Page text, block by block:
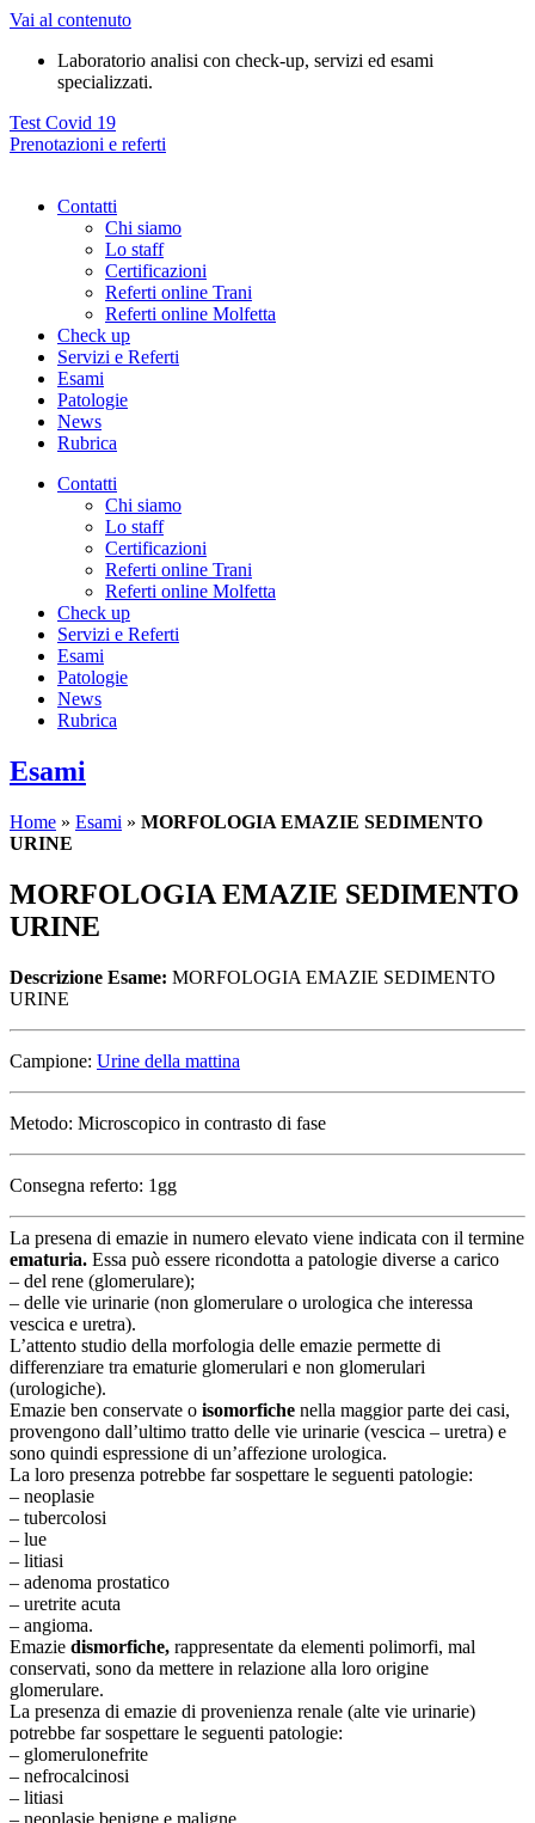
Vai al contenuto
Laboratorio analisi con check-up, servizi ed esami
specializzati.
Test Covid 19
Prenotazioni e referti
Contatti
Chi siamo
Lo staff
Certificazioni
Referti online Trani
Referti online Molfetta
Check up
Servizi e Referti
Esami
Patologie
News
Rubrica
Contatti
Chi siamo
Lo staff
Certificazioni
Referti online Trani
Referti online Molfetta
Check up
Servizi e Referti
Esami
Patologie
News
Rubrica
Esami
Home » Esami » MORFOLOGIA EMAZIE SEDIMENTO
URINE
MORFOLOGIA EMAZIE SEDIMENTO
URINE
Descrizione Esame: MORFOLOGIA EMAZIE SEDIMENTO
URINE
Campione: Urine della mattina
Metodo: Microscopico in contrasto di fase
Consegna referto: 1gg
La presena di emazie in numero elevato viene indicata con il termine
ematuria. Essa può essere ricondotta a patologie diverse a carico
– del rene (glomerulare);
– delle vie urinarie (non glomerulare o urologica che interessa
vescica e uretra).
L’attento studio della morfologia delle emazie permette di
differenziare tra ematurie glomerulari e non glomerulari
(urologiche).
Emazie ben conservate o isomorfiche nella maggior parte dei casi,
provengono dall’ultimo tratto delle vie urinarie (vescica – uretra) e
sono quindi espressione di un’affezione urologica.
La loro presenza potrebbe far sospettare le seguenti patologie:
– neoplasie
– tubercolosi
– lue
– litiasi
– adenoma prostatico
– uretrite acuta
– angioma.
Emazie dismorfiche, rappresentate da elementi polimorfi, mal
conservati, sono da mettere in relazione alla loro origine
glomerulare.
La presenza di emazie di provenienza renale (alte vie urinarie)
potrebbe far sospettare le seguenti patologie:
– glomerulonefrite
– nefrocalcinosi
– litiasi
– neoplasie benigne e maligne